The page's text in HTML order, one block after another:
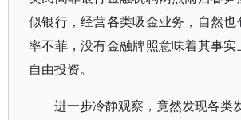
似银行，经营各类吸金业务，自然也
率不菲，没有金融牌照意味着其事实
自由投资。
进一步冷静观察，竟然发现各类